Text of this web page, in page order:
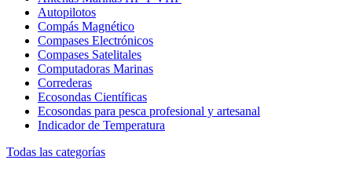
Autopilotos
Compás Magnético
Compases Electrónicos
Compases Satelitales
Computadoras Marinas
Correderas
Ecosondas Científicas
Ecosondas para pesca profesional y artesanal
Indicador de Temperatura
Todas las categorías